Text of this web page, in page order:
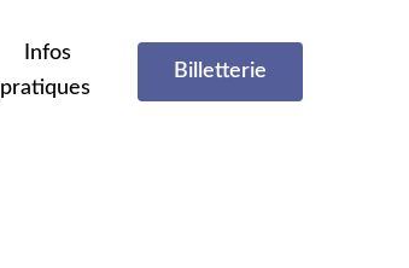
Infos
pratiques
Billetterie